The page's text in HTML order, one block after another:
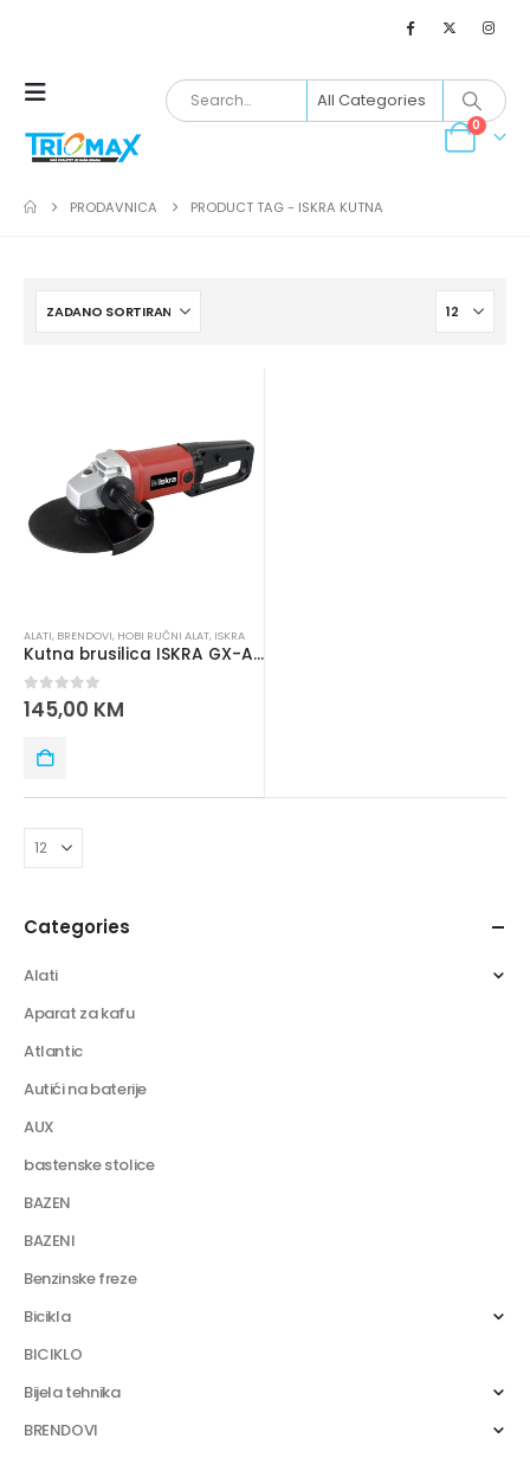
0
PRODAVNICA PRODUCT TAG - ISKRA KUTNA
ALATI, BRENDOVI, HOBI RUČNI ALAT, ISKRA
Kutna brusilica ISKRA GX-AG010-1 2000W
0 out of 5
145,00 KM
Categories
Alati
Aparat za kafu
Atlantic
Autići na baterije
AUX
bastenske stolice
BAZEN
BAZENI
Benzinske freze
Bicikla
BICIKLO
Bijela tehnika
BRENDOVI